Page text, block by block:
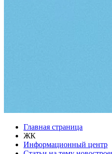
Главная страница
ЖК
Информационный центр